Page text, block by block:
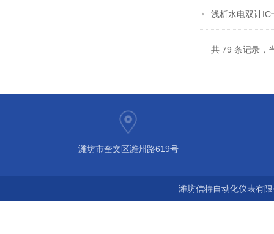
浅析水电双计IC
共 79 条记录
潍坊市奎文区潍州路619号
潍坊信特自动化仪表有